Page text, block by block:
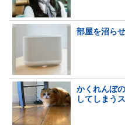
部屋を沼ら
かくれんぼ
してしまう